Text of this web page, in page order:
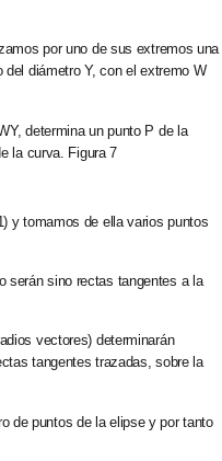
por uno de sus extremos una
diámetro Y, con el extremo W
determina un punto P de la
la curva. Figura 7
y tomamos de ella varios puntos
serán sino rectas tangentes a la
vectores) determinarán
tangentes trazadas, sobre la
de puntos de la elipse y por tanto